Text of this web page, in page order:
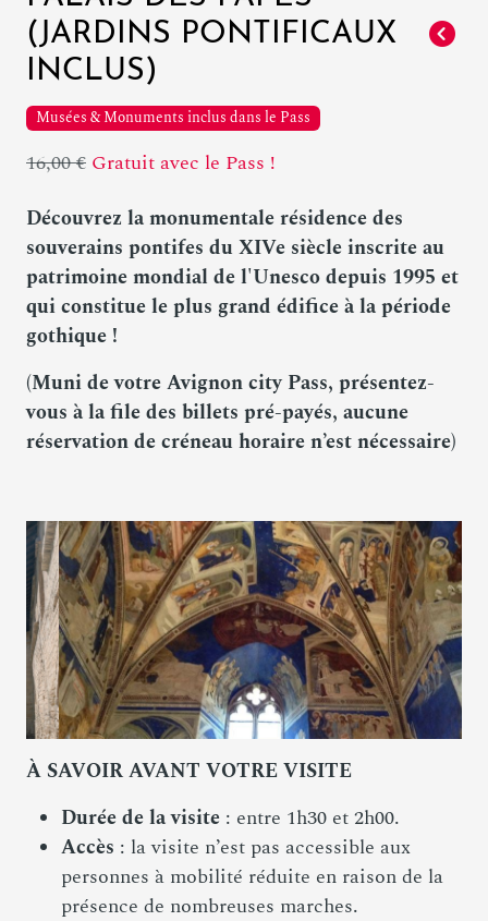
(JARDINS PONTIFICAUX
INCLUS)
Musées & Monuments inclus dans le Pass
16,00 € Gratuit avec le Pass !
Découvrez la monumentale résidence des
souverains pontifes du XIVe siècle inscrite au
patrimoine mondial de l'Unesco depuis 1995 et
qui constitue le plus grand édifice à la période
gothique !
(Muni de votre Avignon city Pass, présentez-
vous à la file des billets pré-payés, aucune
réservation de créneau horaire n’est nécessaire)
À SAVOIR AVANT VOTRE VISITE
Durée de la visite : entre 1h30 et 2h00.
Accès : la visite n’est pas accessible aux
personnes à mobilité réduite en raison de la
présence de nombreuses marches.